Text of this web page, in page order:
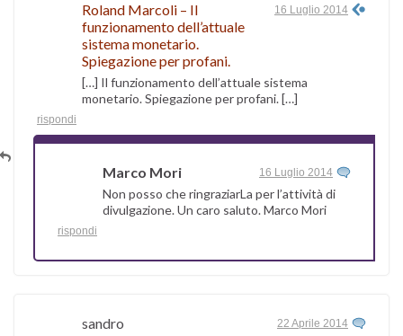
Roland Marcoli – Il
funzionamento dell’attuale
sistema monetario.
Spiegazione per profani.
16 Luglio 2014
[…] Il funzionamento dell’attuale sistema
monetario. Spiegazione per profani. […]
rispondi
Marco Mori 16 Luglio 2014
Non posso che ringraziarLa per l’attività di
divulgazione. Un caro saluto. Marco Mori
rispondi
sandro 22 Aprile 2014